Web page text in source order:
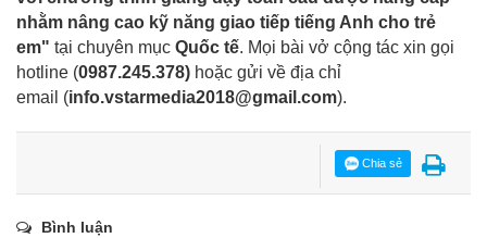
nhằm nâng cao kỹ năng giao tiếp tiếng Anh cho trẻ
em" tại chuyên mục Quốc tế. Mọi bài vở cộng tác xin gọi
hotline (0987.245.378) hoặc gửi về địa chỉ
email (info.vstarmedia2018@gmail.com).
Chia sẻ
Bình luận